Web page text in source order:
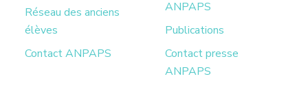
Réseau des anciens
élèves
Contact ANPAPS
ANPAPS
Publications
Contact presse
ANPAPS